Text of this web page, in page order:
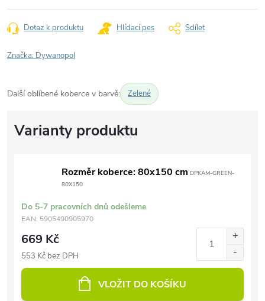
Dotaz k produktu Hlídací pes Sdílet
Značka: Dywanopol
Další oblíbené koberce v barvě: Zelené
Rozměr koberce: 80x150 cm DPKAM-GREEN-
80X150
Do 5-7 pracovních dnů odešleme
EAN: 5905490905970
669 Kč
553 Kč bez DPH
VLOŽIT DO KOŠÍKU